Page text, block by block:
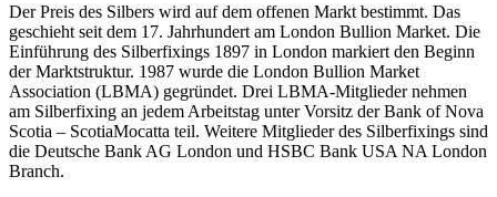
Der Preis des Silbers wird auf dem offenen Markt bestimmt. Das
geschieht seit dem 17. Jahrhundert am London Bullion Market. Die
Einführung des Silberfixings 1897 in London markiert den Beginn
der Marktstruktur. 1987 wurde die London Bullion Market
Association (LBMA) gegründet. Drei LBMA-Mitglieder nehmen
am Silberfixing an jedem Arbeitstag unter Vorsitz der Bank of Nova
Scotia – ScotiaMocatta teil. Weitere Mitglieder des Silberfixings sind
die Deutsche Bank AG London und HSBC Bank USA NA London
Branch.